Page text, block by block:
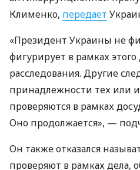
Клименко, передает
«Президент Украины не
фигурирует в рамках этого
расследования. Другие
принадлежности тех или
проверяются в рамках
Оно продолжается», —
Он также отказался
проверяют в рамках дела,